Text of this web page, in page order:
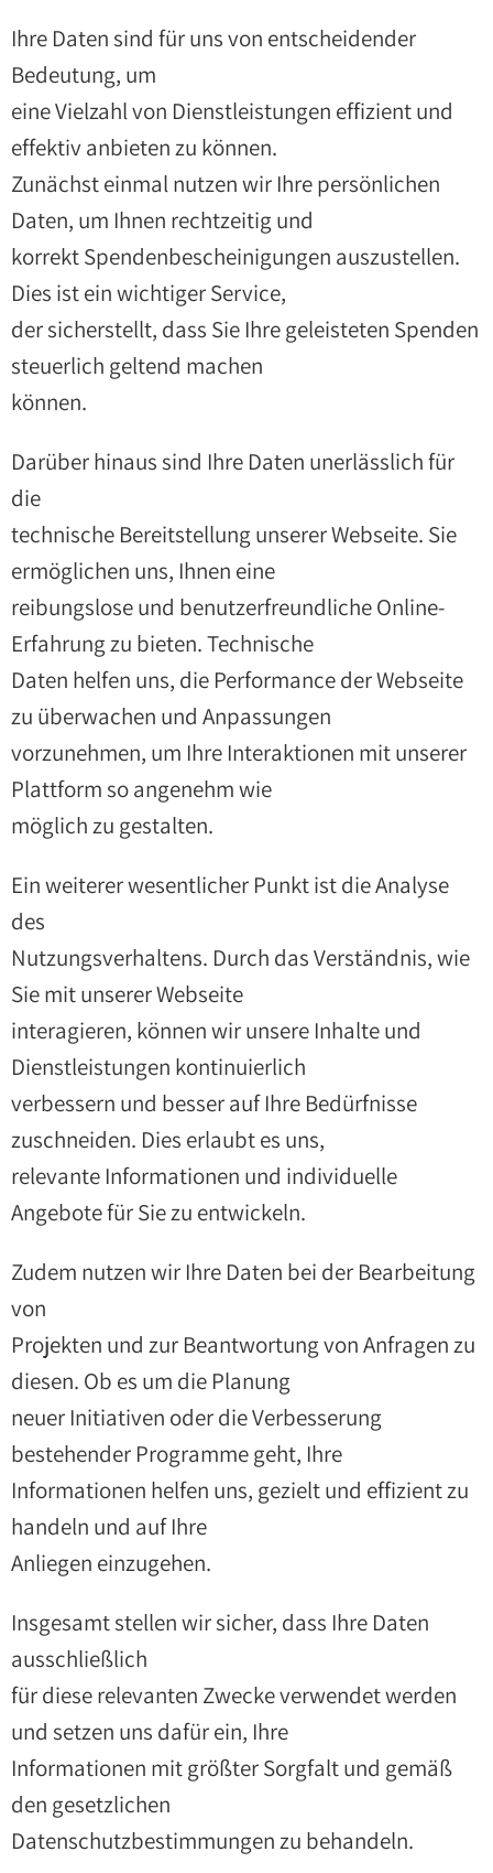
Ihre Daten sind für uns von entscheidender
Bedeutung, um
eine Vielzahl von Dienstleistungen effizient und
effektiv anbieten zu können.
Zunächst einmal nutzen wir Ihre persönlichen
Daten, um Ihnen rechtzeitig und
korrekt Spendenbescheinigungen auszustellen.
Dies ist ein wichtiger Service,
der sicherstellt, dass Sie Ihre geleisteten Spenden
steuerlich geltend machen
können.
Darüber hinaus sind Ihre Daten unerlässlich für
die
technische Bereitstellung unserer Webseite. Sie
ermöglichen uns, Ihnen eine
reibungslose und benutzerfreundliche Online-
Erfahrung zu bieten. Technische
Daten helfen uns, die Performance der Webseite
zu überwachen und Anpassungen
vorzunehmen, um Ihre Interaktionen mit unserer
Plattform so angenehm wie
möglich zu gestalten.
Ein weiterer wesentlicher Punkt ist die Analyse
des
Nutzungsverhaltens. Durch das Verständnis, wie
Sie mit unserer Webseite
interagieren, können wir unsere Inhalte und
Dienstleistungen kontinuierlich
verbessern und besser auf Ihre Bedürfnisse
zuschneiden. Dies erlaubt es uns,
relevante Informationen und individuelle
Angebote für Sie zu entwickeln.
Zudem nutzen wir Ihre Daten bei der Bearbeitung
von
Projekten und zur Beantwortung von Anfragen zu
diesen. Ob es um die Planung
neuer Initiativen oder die Verbesserung
bestehender Programme geht, Ihre
Informationen helfen uns, gezielt und effizient zu
handeln und auf Ihre
Anliegen einzugehen.
Insgesamt stellen wir sicher, dass Ihre Daten
ausschließlich
für diese relevanten Zwecke verwendet werden
und setzen uns dafür ein, Ihre
Informationen mit größter Sorgfalt und gemäß
den gesetzlichen
Datenschutzbestimmungen zu behandeln.